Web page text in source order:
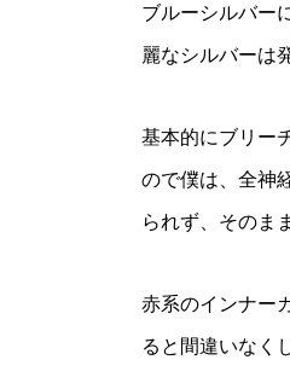
ブルーシルバー
麗なシルバーは
基本的にブリー
ので僕は、全神
られず、そのま
赤系のインナー
ると間違いなく